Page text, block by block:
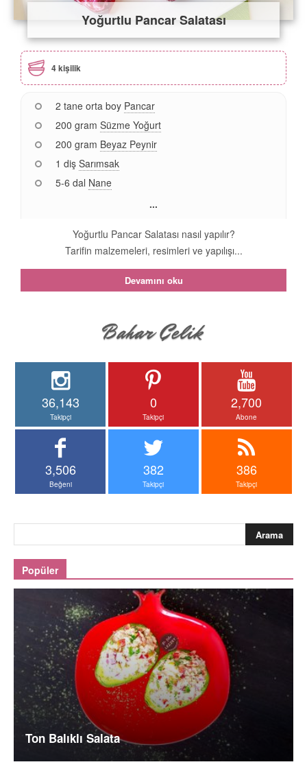
Yoğurtlu Pancar Salatası
4 kişilik
2 tane orta boy Pancar
200 gram Süzme Yoğurt
200 gram Beyaz Peynir
1 diş Sarımsak
5-6 dal Nane
...
Yoğurtlu Pancar Salatası nasıl yapılır?
Tarifin malzemeleri, resimleri ve yapılışı...
Devamını oku
36,143
Takipçi
0
Takipçi
2,700
Abone
3,506
Beğeni
382
Takipçi
386
Takipçi
Popüler
Ton Balıklı Salata